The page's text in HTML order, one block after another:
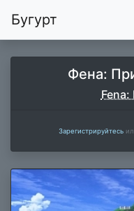
Бугурт
Фена:
Зарегистрируйтесь